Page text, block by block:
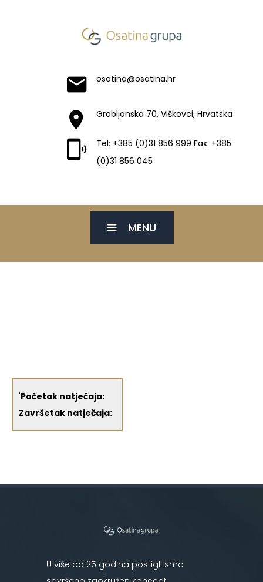
osatina@osatina.hr
Grobljanska 70, Viškovci, Hrvatska
Tel: +385 (0)31 856 999 Fax: +385
(0)31 856 045
MENU
'Početak natječaja:
Završetak natječaja:
U više od 25 godina postigli smo